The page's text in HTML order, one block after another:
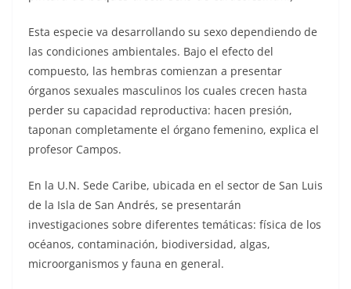
Esta especie va desarrollando su sexo dependiendo de
las condiciones ambientales. Bajo el efecto del
compuesto, las hembras comienzan a presentar
órganos sexuales masculinos los cuales crecen hasta
perder su capacidad reproductiva: hacen presión,
taponan completamente el órgano femenino, explica el
profesor Campos.
En la U.N. Sede Caribe, ubicada en el sector de San Luis
de la Isla de San Andrés, se presentarán
investigaciones sobre diferentes temáticas: física de los
océanos, contaminación, biodiversidad, algas,
microorganismos y fauna en general.